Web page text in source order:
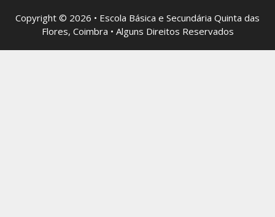
Copyright © 2026 • Escola Básica e Secundária Quinta das
Flores, Coimbra • Alguns Direitos Reservados